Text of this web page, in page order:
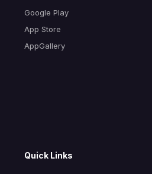
Google Play
App Store
AppGallery
Quick Links